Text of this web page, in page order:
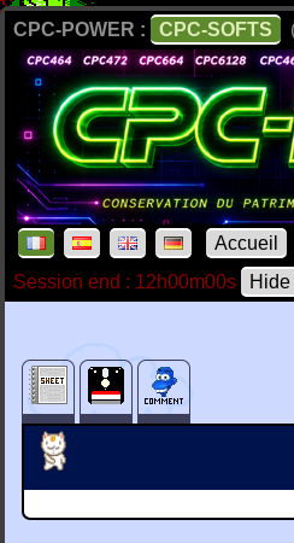
CPC-POWER : CPC-SOFTS
Accueil
Session end : 12h00m00s